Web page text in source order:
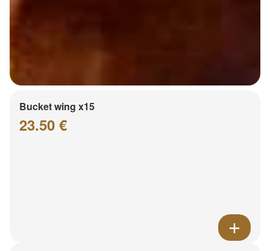
Bucket wing x15
23.50 €